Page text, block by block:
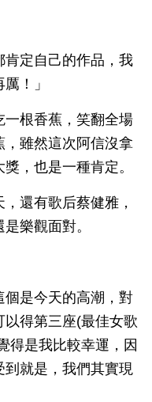
肯定自己的作品，我
！」
一根香蕉，笑翻全場
，雖然這次阿信沒拿
，也是一種肯定。
還有歌后蔡健雅，
樂觀面對。
個是今天的高潮，對
得第三座(最佳女歌
得是我比較幸運，因
就是，我們其實現